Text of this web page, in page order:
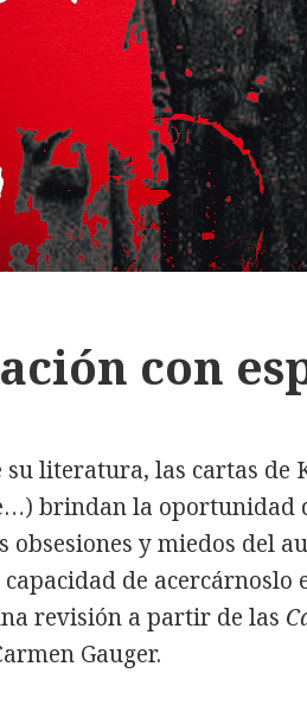
con
su literatura, las cartas de
brindan la oportunidad
obsesiones y miedos del
de acercárnoslo
revisión a partir de las
Gauger.